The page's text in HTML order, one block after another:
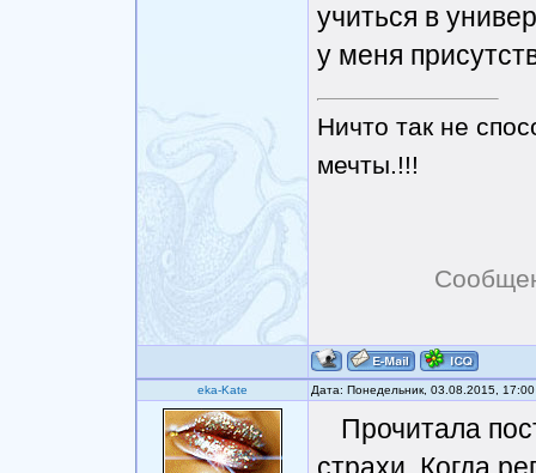
учиться в
у меня
Ничто так не
мечты.!!!
eka-Kate Дата: Понедельник, 03.08.2015,
Прочитала